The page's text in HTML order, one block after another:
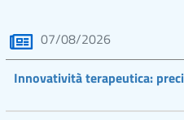
07/08/2026
Innovatività terapeutica: